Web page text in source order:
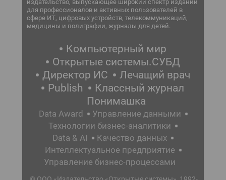
издательство, выпускающее широкий спектр изданий
для профессионалов и активных пользователей в
сфере ИТ, цифровых устройств, телекоммуникаций,
медицины и полиграфии, журналы для детей.
Компьютерный мир
Открытые системы.СУБД
Директор ИС
Лечащий врач
Publish
Классный журнал
Понимашка
Data Award
Управление данными
Технологии бизнес-аналитики
Data & AI
Качество данных
Интеллектуальное предприятие
Управление бизнес-процессами